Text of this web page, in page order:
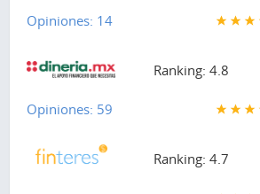
Opiniones: 14
Ranking: 4.8
Opiniones: 59
Ranking: 4.7